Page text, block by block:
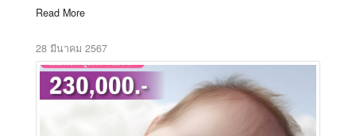
Read More
28 มีนาคม 2567